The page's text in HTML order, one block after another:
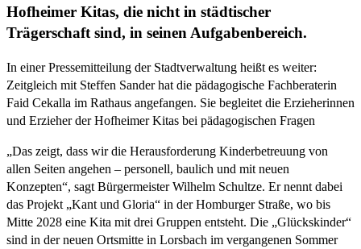
Hofheimer Kitas, die nicht in städtischer
Trägerschaft sind, in seinen Aufgabenbereich.
In einer Pressemitteilung der Stadtverwaltung heißt es weiter:
Zeitgleich mit Steffen Sander hat die pädagogische Fachberaterin
Faid Cekalla im Rathaus angefangen. Sie begleitet die Erzieherinnen
und Erzieher der Hofheimer Kitas bei pädagogischen Fragen
„Das zeigt, dass wir die Herausforderung Kinderbetreuung von
allen Seiten angehen – personell, baulich und mit neuen
Konzepten“, sagt Bürgermeister Wilhelm Schultze. Er nennt dabei
das Projekt „Kant und Gloria“ in der Homburger Straße, wo bis
Mitte 2028 eine Kita mit drei Gruppen entsteht. Die „Glückskinder“
sind in der neuen Ortsmitte in Lorsbach im vergangenen Sommer